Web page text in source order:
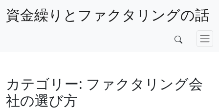
資金繰りとファクタリングの話
カテゴリー: ファクタリング会
社の選び方